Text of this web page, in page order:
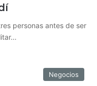
personas antes de ser
Negocios